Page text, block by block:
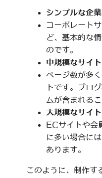
シンプルな企
コーポレート
ど、基本的な
のです。
中規模なサイト
ページ数が多
トです。ブロ
ムが含まれる
大規模なサイト
ECサイトや会
に多い場合に
あります。
このように、制作す